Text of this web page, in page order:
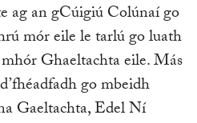
ag an gCúigiú Colúnaí go
mór eile le tarlú go luath
Ghaeltachta eile. Más
go mbeidh
Gaeltachta, Edel Ní